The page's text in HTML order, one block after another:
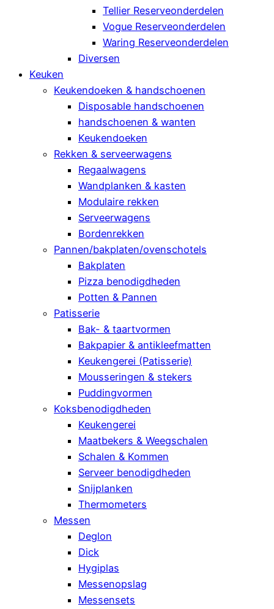
Tellier Reserveonderdelen
Vogue Reserveonderdelen
Waring Reserveonderdelen
Diversen
Keuken
Keukendoeken & handschoenen
Disposable handschoenen
handschoenen & wanten
Keukendoeken
Rekken & serveerwagens
Regaalwagens
Wandplanken & kasten
Modulaire rekken
Serveerwagens
Bordenrekken
Pannen/bakplaten/ovenschotels
Bakplaten
Pizza benodigdheden
Potten & Pannen
Patisserie
Bak- & taartvormen
Bakpapier & antikleefmatten
Keukengerei (Patisserie)
Mousseringen & stekers
Puddingvormen
Koksbenodigdheden
Keukengerei
Maatbekers & Weegschalen
Schalen & Kommen
Serveer benodigdheden
Snijplanken
Thermometers
Messen
Deglon
Dick
Hygiplas
Messenopslag
Messensets